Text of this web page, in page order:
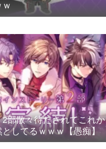
2部散々待たされてこれ
してるｗｗｗ【愚痴】